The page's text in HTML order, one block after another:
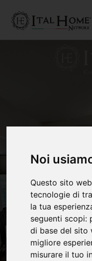
Noi
Questo sito
tecnologie di
la tua
seguenti scopi:
di base del sito
migliore
misurare il tuo